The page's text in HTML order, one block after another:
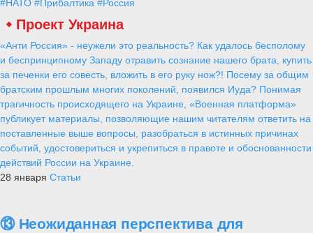
#НАТО #Прибалтика #Россия
Проект Украина
«Анти Россия» - неужели это реальность? Как удалось бесполому
и беспринципному Западу отравить сознание нашего брата, купить
за печенки его совесть, вложить в его руку нож?! Посему за общим
братским прошлым многих поколений, появился Иуда? Понимая
трагичность происходящего на Украине, «Военная платформа»
публикует материалы, позволяющие нашим читателям ответить на
поставленные выше вопросы, разобраться в истинных причинах
событий, удостовериться и укрепиться в правоте и обоснованности
действий России на Украине.
28 января Статьи
⑬ Неожиданная перспектива для